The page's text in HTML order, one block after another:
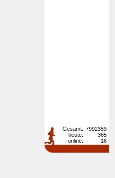
Gesamt: 7992359
heute:
365
online:
16